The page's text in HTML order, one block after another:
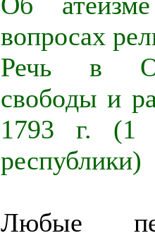
вопросах
Речь в
свoбoды и
1793 г. (1
республики)
Любые